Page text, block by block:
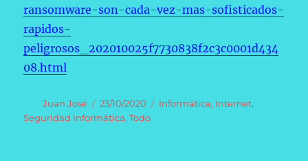
ransomware-son-cada-vez-mas-sofisticados-
rapidos-
peligrosos_202010025f7730838f2c3c0001d434
08.html
Autor
Juan José
Publicado
el
23/10/2020 Categorías
Informática, Internet,
Seguridad Informática,Todo